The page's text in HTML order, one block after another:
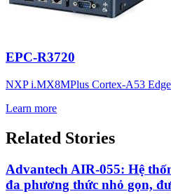
EPC-R3720
NXP i.MX8MPlus Cortex-A53
Learn more
Related Stories
Advantech AIR-055: Hệ
đa phương thức nhỏ gọn,